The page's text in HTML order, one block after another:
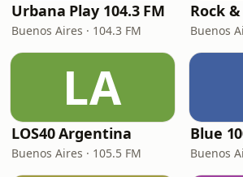
Urbana Play 104.3 FM
Buenos Aires · 104.3 FM
Rock
Buenos
LA
LOS40 Argentina
Buenos Aires · 105.5 FM
Blue
Buenos